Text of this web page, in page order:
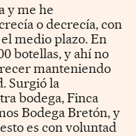
y me he
o decrecía, con
medio plazo. En
botellas, y ahí no
manteniendo
Surgió la
bodega, Finca
Bodega Bretón, y
es con voluntad